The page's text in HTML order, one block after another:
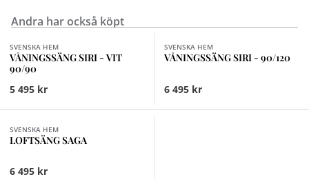
Andra har också köpt
SVENSKA HEM
VÅNINGSSÄNG SIRI - VIT
90/90
5 495 kr
SVENSKA HEM
VÅNINGSSÄNG SIRI - 90/120
6 495 kr
SVENSKA HEM
LOFTSÄNG SAGA
6 495 kr